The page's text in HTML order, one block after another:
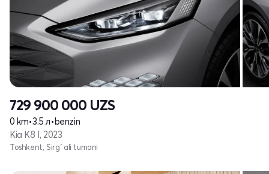
729 900 000 UZS
0 km•3.5 л•benzin
Kia K8 I, 2023
Toshkent, Sirg`ali tumani